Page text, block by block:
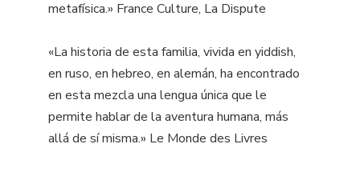
metafísica.» France Culture, La Dispute
«La historia de esta familia, vivida en yiddish,
en ruso, en hebreo, en alemán, ha encontrado
en esta mezcla una lengua única que le
permite hablar de la aventura humana, más
allá de sí misma.» Le Monde des Livres